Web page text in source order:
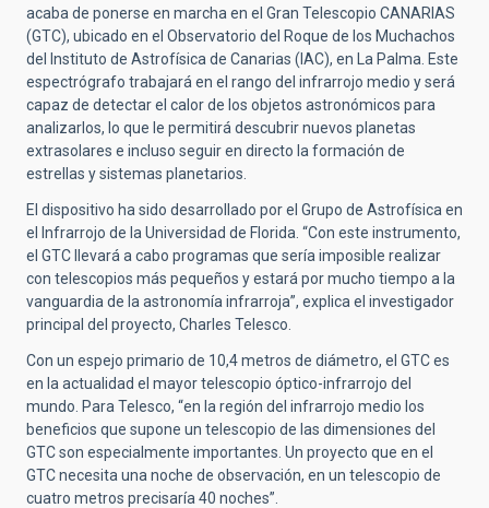
acaba de ponerse en marcha en el Gran Telescopio CANARIAS
(GTC), ubicado en el Observatorio del Roque de los Muchachos
del Instituto de Astrofísica de Canarias (IAC), en La Palma. Este
espectrógrafo trabajará en el rango del infrarrojo medio y será
capaz de detectar el calor de los objetos astronómicos para
analizarlos, lo que le permitirá descubrir nuevos planetas
extrasolares e incluso seguir en directo la formación de
estrellas y sistemas planetarios.
El dispositivo ha sido desarrollado por el Grupo de Astrofísica en
el Infrarrojo de la Universidad de Florida. “Con este instrumento,
el GTC llevará a cabo programas que sería imposible realizar
con telescopios más pequeños y estará por mucho tiempo a la
vanguardia de la astronomía infrarroja”, explica el investigador
principal del proyecto, Charles Telesco.
Con un espejo primario de 10,4 metros de diámetro, el GTC es
en la actualidad el mayor telescopio óptico-infrarrojo del
mundo. Para Telesco, “en la región del infrarrojo medio los
beneficios que supone un telescopio de las dimensiones del
GTC son especialmente importantes. Un proyecto que en el
GTC necesita una noche de observación, en un telescopio de
cuatro metros precisaría 40 noches”.